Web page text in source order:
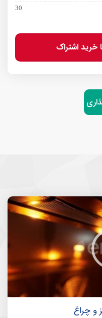
30
خرید اشتراک
و چراغ